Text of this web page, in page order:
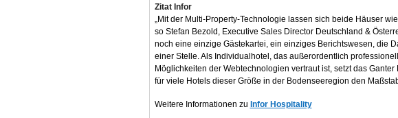
Zitat Infor
„Mit der Multi-Property-Technologie lassen sich beide Häuser
so Stefan Bezold, Executive Sales Director Deutschland &
noch eine einzige Gästekartei, ein einziges Berichtswesen, die
einer Stelle. Als Individualhotel, das außerordentlich
Möglichkeiten der Webtechnologien vertraut ist, setzt das
für viele Hotels dieser Größe in der Bodenseeregion den
Weitere Informationen zu Infor Hospitality